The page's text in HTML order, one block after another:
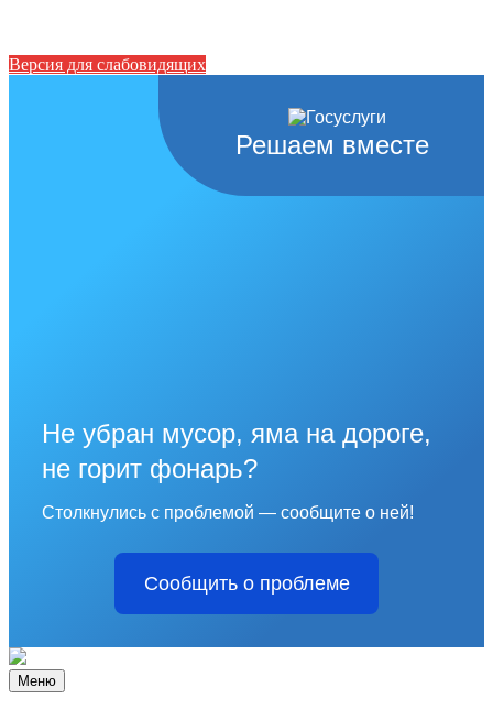
Версия для слабовидящих
Решаем вместе
Не убран мусор, яма на дороге,
не горит фонарь?
Столкнулись с проблемой — сообщите о ней!
Сообщить о проблеме
Меню